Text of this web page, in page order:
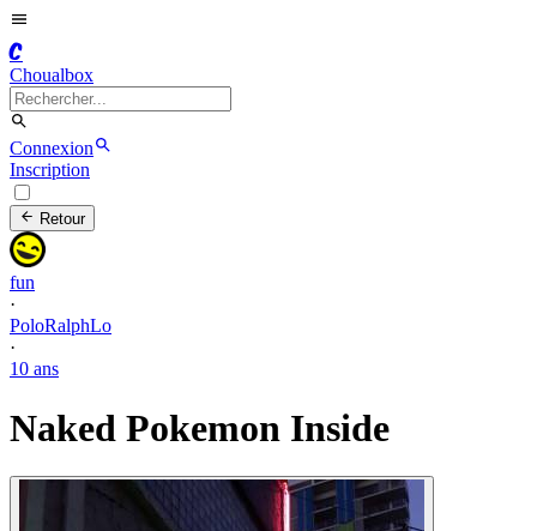
C
Choualbox
Connexion
Inscription
Retour
fun
·
PoloRalphLo
·
10 ans
Naked Pokemon Inside